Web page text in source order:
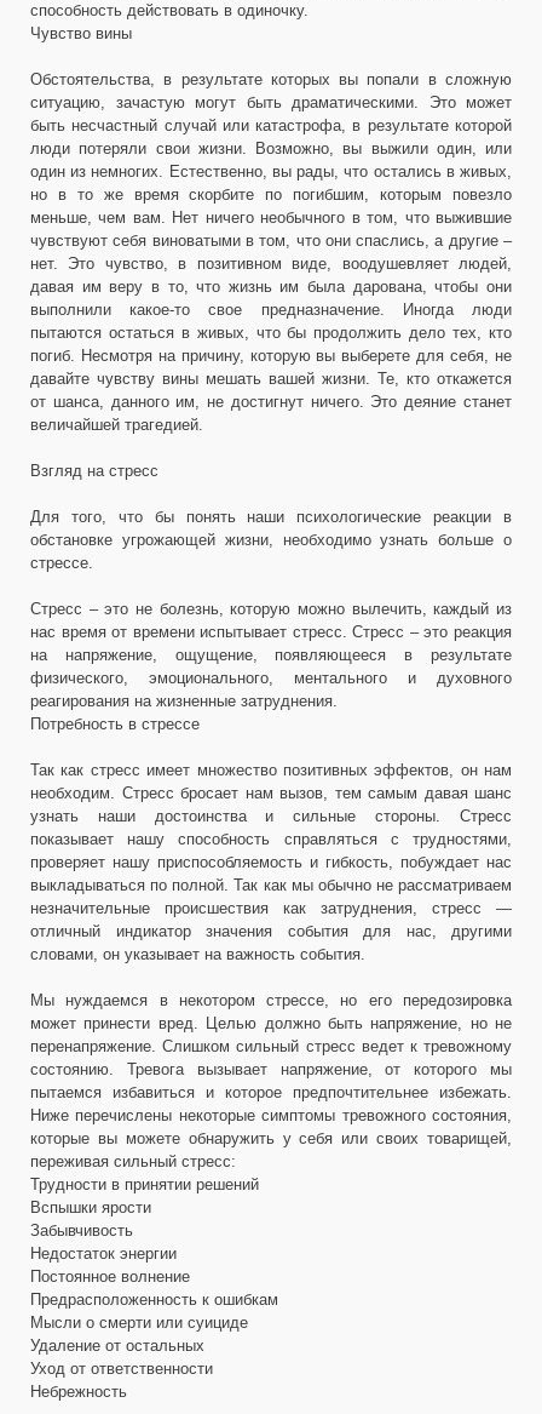
способность действовать в одиночку.
Чувство вины
Обстоятельства, в результате которых вы попали в сложную
ситуацию, зачастую могут быть драматическими. Это может
быть несчастный случай или катастрофа, в результате которой
люди потеряли свои жизни. Возможно, вы выжили один, или
один из немногих. Естественно, вы рады, что остались в живых,
но в то же время скорбите по погибшим, которым повезло
меньше, чем вам. Нет ничего необычного в том, что выжившие
чувствуют себя виноватыми в том, что они спаслись, а другие –
нет. Это чувство, в позитивном виде, воодушевляет людей,
давая им веру в то, что жизнь им была дарована, чтобы они
выполнили какое-то свое предназначение. Иногда люди
пытаются остаться в живых, что бы продолжить дело тех, кто
погиб. Несмотря на причину, которую вы выберете для себя, не
давайте чувству вины мешать вашей жизни. Те, кто откажется
от шанса, данного им, не достигнут ничего. Это деяние станет
величайшей трагедией.
Взгляд на стресс
Для того, что бы понять наши психологические реакции в
обстановке угрожающей жизни, необходимо узнать больше о
стрессе.
Стресс – это не болезнь, которую можно вылечить, каждый из
нас время от времени испытывает стресс. Стресс – это реакция
на напряжение, ощущение, появляющееся в результате
физического, эмоционального, ментального и духовного
реагирования на жизненные затруднения.
Потребность в стрессе
Так как стресс имеет множество позитивных эффектов, он нам
необходим. Стресс бросает нам вызов, тем самым давая шанс
узнать наши достоинства и сильные стороны. Стресс
показывает нашу способность справляться с трудностями,
проверяет нашу приспособляемость и гибкость, побуждает нас
выкладываться по полной. Так как мы обычно не рассматриваем
незначительные происшествия как затруднения, стресс —
отличный индикатор значения события для нас, другими
словами, он указывает на важность события.
Мы нуждаемся в некотором стрессе, но его передозировка
может принести вред. Целью должно быть напряжение, но не
перенапряжение. Слишком сильный стресс ведет к тревожному
состоянию. Тревога вызывает напряжение, от которого мы
пытаемся избавиться и которое предпочтительнее избежать.
Ниже перечислены некоторые симптомы тревожного состояния,
которые вы можете обнаружить у себя или своих товарищей,
переживая сильный стресс:
Трудности в принятии решений
Вспышки ярости
Забывчивость
Недостаток энергии
Постоянное волнение
Предрасположенность к ошибкам
Мысли о смерти или суициде
Удаление от остальных
Уход от ответственности
Небрежность